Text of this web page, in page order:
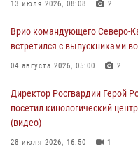
Росгвардейцы провели
08 августа 2026, 14:10 3
В ЛНР росгвардейцы провели
08 августа 2026, 13:00
13 июля 2026, 08:08 2
Врио командующего Северо-
встретился с выпускниками
04 августа 2026, 05:00 2
Директор Росгвардии Герой
посетил кинологический
(видео)
28 июля 2026, 16:50 1